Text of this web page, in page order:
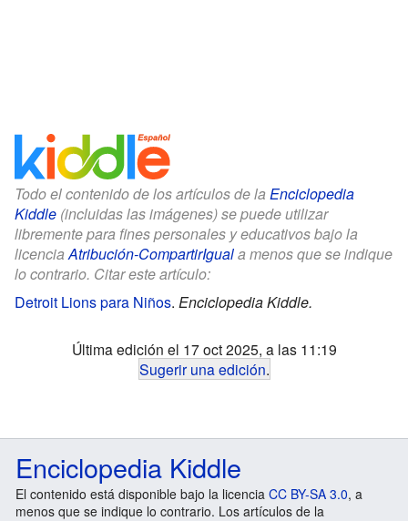
Todo el contenido de los artículos de la Enciclopedia
Kiddle (incluidas las imágenes) se puede utilizar
libremente para fines personales y educativos bajo la
licenciaAtribución-CompartirIguala menos que se indique
lo contrario. Citar este artículo:
Detroit Lions para Niños. Enciclopedia Kiddle.
Última edición el 17 oct 2025, a las 11:19
Sugerir una edición.
Enciclopedia Kiddle
El contenido está disponible bajo la licencia CC BY-SA 3.0, a
menos que se indique lo contrario. Los artículos de la